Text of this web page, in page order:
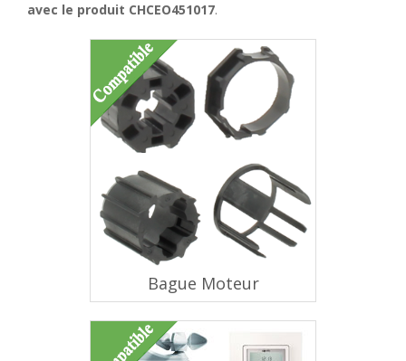
avec le produit CHCEO451017.
Bague Moteur